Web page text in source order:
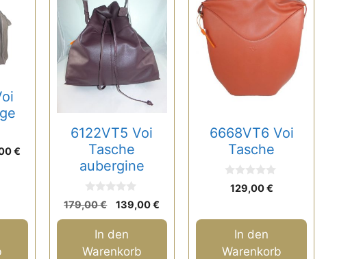
€
6122VT5 Voi
Tasche
aubergine
0
v
o
179,00€
Ursprünglicher
Preis
war:
179,00 €
139,00€
Preis
In den
Warenkorb
6668VT6 Voi
Tasche
5
129,00€
In den
Warenkorb